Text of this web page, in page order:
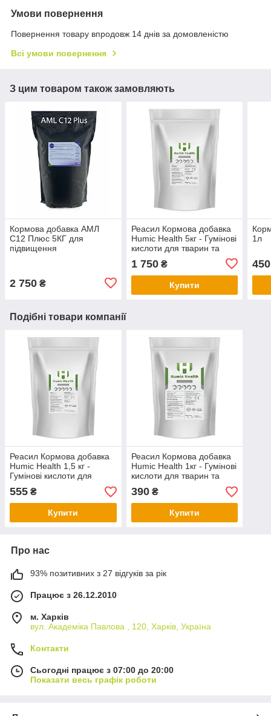
Умови повернення
Повернення товару впродовж 14 днів за домовленістю
Всі умови повернення
З цим товаром також замовляють
Кормова добавка АМЛ
С12 Плюс 5КГ для
підвищення
2 750 ₴
Реасил Кормова добавка
Humic Health 5кг - Гумінові
кислоти для тварин та
1 750₴
Купити
1л
450
Подібні товари компанії
Реасил Кормова добавка
Humic Health 1,5 кг -
Гумінові кислоти для
тварин та птиці.
555 ₴
Купити
Реасил Кормова добавка
Humic Health 1кг - Гумінові
кислоти для тварин та
птиці.
390₴
Купити
Про нас
93% позитивних з 27 відгуків за рік
Працює з 26.12.2010
м. Харків
вул. Академіка Павлова , 120, Харків, Україна
Контакти
Сьогодні працює з 07:00 до 20:00
Показати весь графік роботи